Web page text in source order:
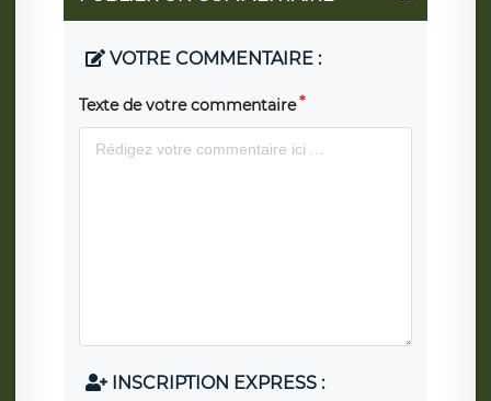
VOTRE COMMENTAIRE :
Texte de votre commentaire
INSCRIPTION EXPRESS :